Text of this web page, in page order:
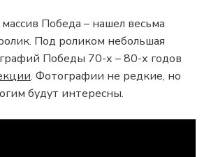
ПОБЕДА
1983
ГОДУ.
Победа – нашел весьма
Под роликом небольшая
Победы 70-х – 80-х годов
. Фотографии не редкие, но
будут интересны.